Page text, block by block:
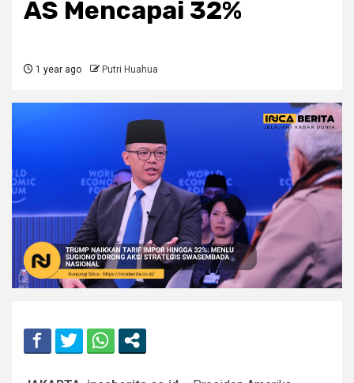
AS Mencapai 32%
1 year ago Putri Huahua